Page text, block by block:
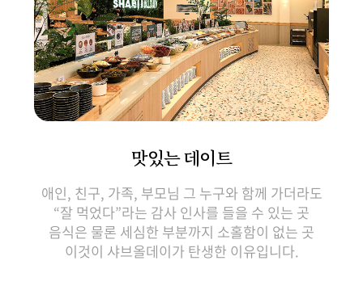
맛있는 데이트
애인, 친구, 가족, 부모님 그 누구와 함께 가더라도
“잘 먹었다”라는 감사 인사를 들을 수 있는 곳
음식은 물론 세심한 부분까지 소홀함이 없는 곳
이것이 샤브올데이가 탄생한 이유입니다.